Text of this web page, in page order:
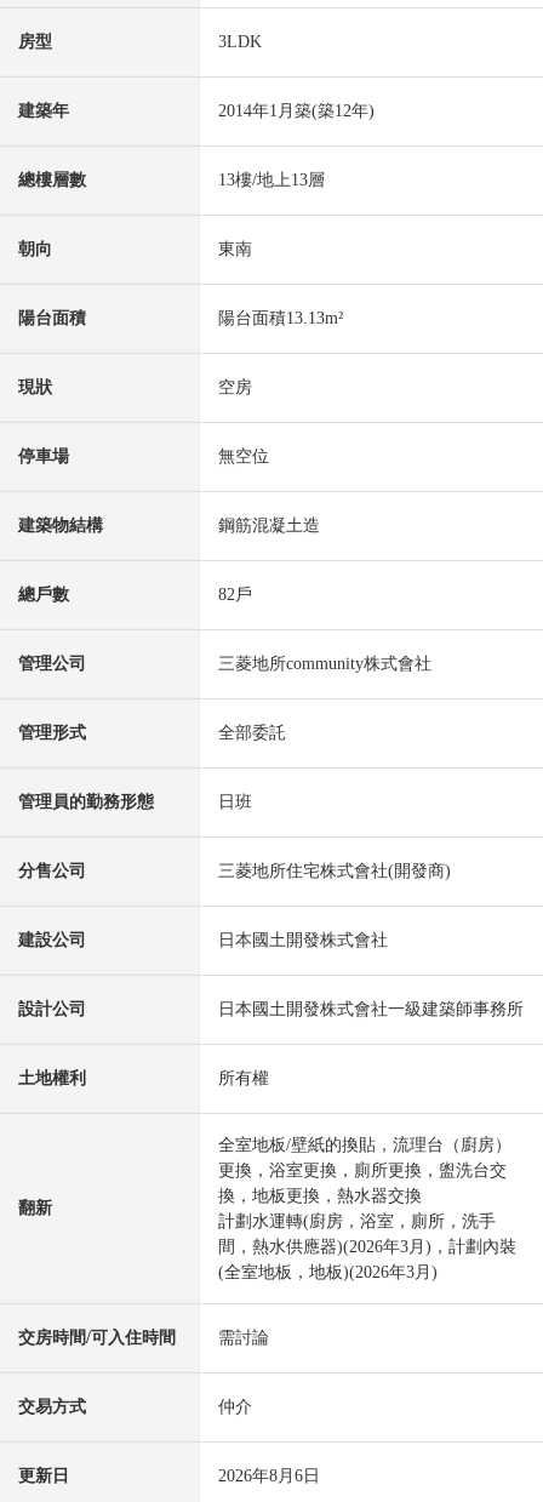
房型 3LDK
建築年 2014年1月築(築12年)
總樓層數 13樓/地上13層
朝向 東南
陽台面積 陽台面積13.13m²
現狀 空房
停車場 無空位
建築物結構 鋼筋混凝土造
總戶數 82戶
管理公司 三菱地所community株式會社
管理形式 全部委託
管理員的勤務形態 日班
分售公司 三菱地所住宅株式會社(開發商)
建設公司 日本國土開發株式會社
設計公司 日本國土開發株式會社一級建築師事務所
土地權利 所有權
翻新
全室地板/壁紙的換貼，流理台（廚房）
更換，浴室更換，廁所更換，盥洗台交
換，地板更換，熱水器交換
計劃水運轉(廚房，浴室，廁所，洗手
間，熱水供應器)(2026年3月)，計劃內裝
(全室地板，地板)(2026年3月)
交房時間/可入住時間 需討論
交易方式 仲介
更新日 2026年8月6日